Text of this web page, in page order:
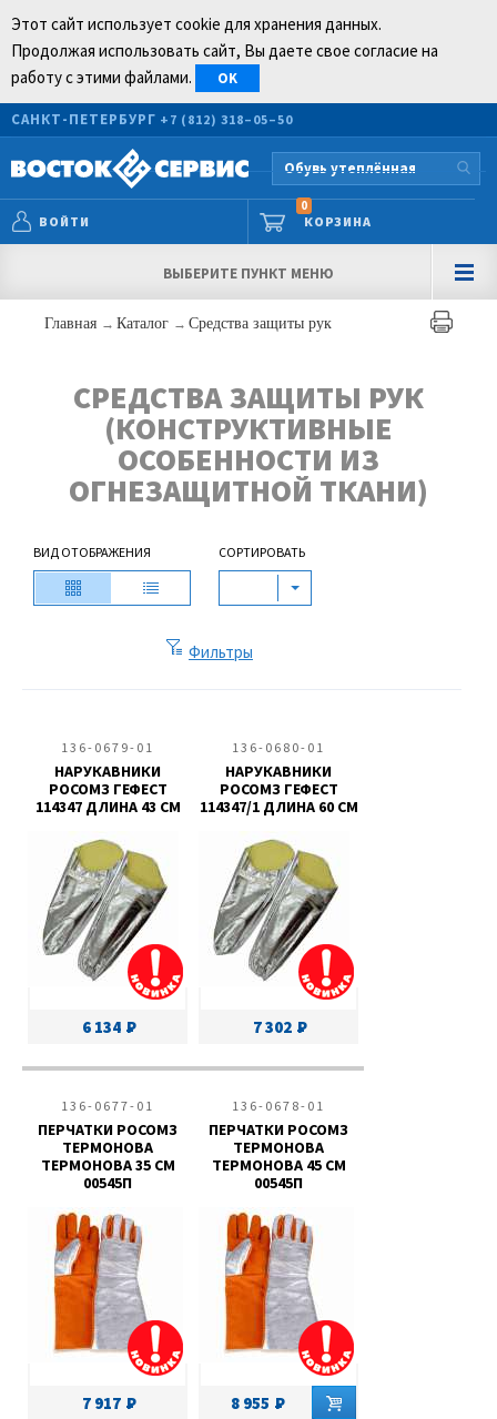
Этот сайт использует cookie для хранения данных.
Продолжая использовать сайт, Вы даете свое согласие на
работу с этими файлами.
OK
САНКТ-ПЕТЕРБУРГ +7 (812) 318–05–50
ВОЙТИ КОРЗИНА
0
ВЫБЕРИТЕ ПУНКТ МЕНЮ
Главная → Каталог → Средства защиты рук
СРЕДСТВА ЗАЩИТЫ РУК
(КОНСТРУКТИВНЫЕ
ОСОБЕННОСТИ ИЗ
ОГНЕЗАЩИТНОЙ ТКАНИ)
ВИД ОТОБРАЖЕНИЯ СОРТИРОВАТЬ
Фильтры
136-0679-01
НАРУКАВНИКИ
РОСОМЗ ГЕФЕСТ
114347 ДЛИНА 43 СМ
6 134
136-0680-01
НАРУКАВНИКИ
РОСОМЗ ГЕФЕСТ
114347/1 ДЛИНА 60 СМ
7 302
136-0677-01
ПЕРЧАТКИ РОСОМЗ
ТЕРМОНОВА
ТЕРМОНОВА 35 СМ
00545П
7 917
136-0678-01
ПЕРЧАТКИ РОСОМЗ
ТЕРМОНОВА
ТЕРМОНОВА 45 СМ
00545П
8 955